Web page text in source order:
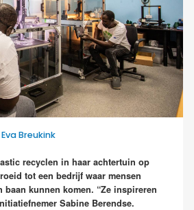
Breukink
recyclen in haar achtertuin op
tot een bedrijf waar mensen
baan kunnen komen. “Ze inspireren
Sabine Berendse.